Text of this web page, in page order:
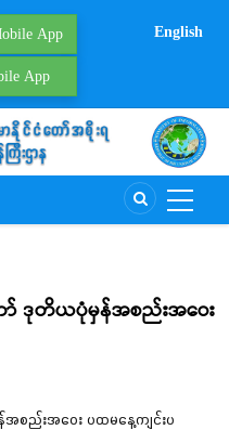
App
App
English
တိယပုံမှန်အစည်းအဝေး
ည်းအဝေး ပထမနေ့ကျင်းပ